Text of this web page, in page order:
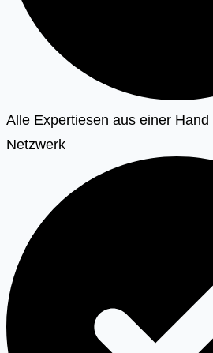
Alle Expertiesen aus einer
Netzwerk